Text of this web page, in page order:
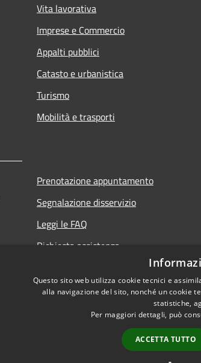
Vita lavorativa
Imprese e Commercio
Appalti pubblici
Catasto e urbanistica
Turismo
Mobilità e trasporti
Prenotazione appuntamento
Segnalazione disservizio
Leggi le FAQ
Richiesta assistenza
Questo sito web utilizza cookie tecnici e
alla navigazione del sito, nonché un cookie
statistiche,
Per maggiori dettagli, può
ACCETTA TUTTO